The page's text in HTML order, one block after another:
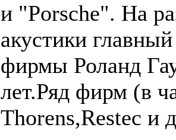
и "Porsche". На
акустики
фирмы Роланд
лет.Ряд фирм (в
Thorens,Restec и